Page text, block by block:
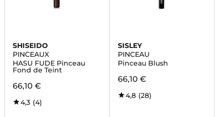
SHISEIDO
PINCEAUX
HASU FUDE Pinceau
Fond de Teint
66,10 €
4,3 (4)
SISLEY
PINCEAU
Pinceau Blush
66,10 €
4,8 (28)